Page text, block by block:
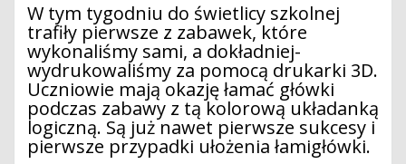
W tym tygodniu do świetlicy szkolnej
trafiły pierwsze z zabawek, które
wykonaliśmy sami, a dokładniej-
wydrukowaliśmy za pomocą drukarki 3D.
Uczniowie mają okazję łamać główki
podczas zabawy z tą kolorową układanką
logiczną. Są już nawet pierwsze sukcesy i
pierwsze przypadki ułożenia łamigłówki.